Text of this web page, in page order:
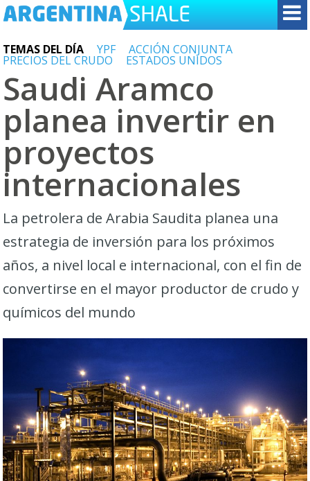
TEMAS DEL DÍA YPF ACCIÓN CONJUNTA
PRECIOS DEL CRUDO ESTADOS UNIDOS
Saudi Aramco
planea invertir en
proyectos
internacionales
La petrolera de Arabia Saudita planea una
estrategia de inversión para los próximos
años, a nivel local e internacional, con el fin de
convertirse en el mayor productor de crudo y
químicos del mundo